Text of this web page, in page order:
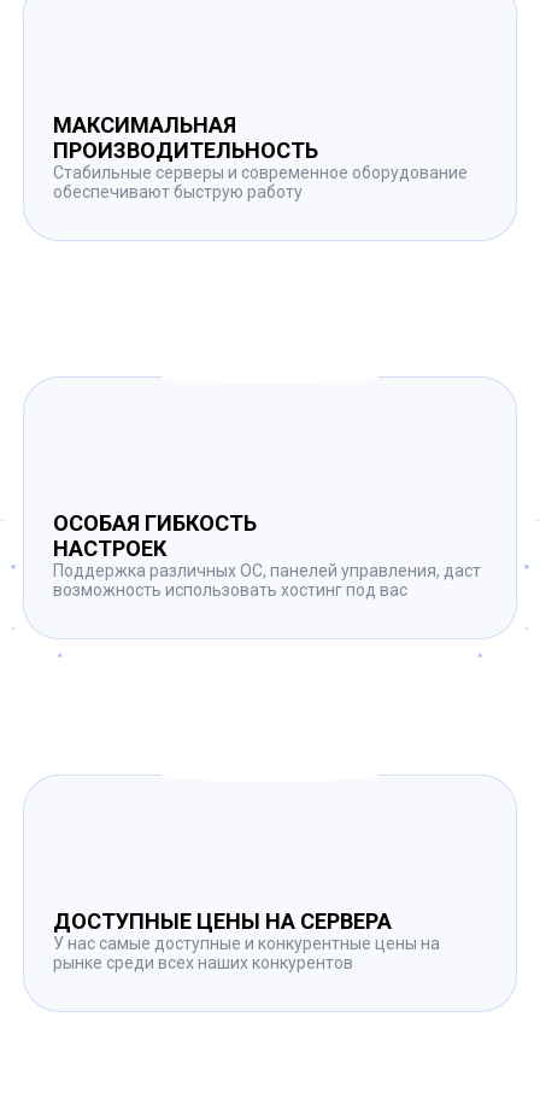
МАКСИМАЛЬНАЯ
ПРОИЗВОДИТЕЛЬНОСТЬ
Стабильные серверы и современное оборудование
обеспечивают быструю работу
ОСОБАЯ ГИБКОСТЬ
НАСТРОЕК
Поддержка различных ОС, панелей управления, даст
возможность использовать хостинг под вас
ДОСТУПНЫЕ ЦЕНЫ НА СЕРВЕРА
У нас самые доступные и конкурентные цены на
рынке среди всех наших конкурентов